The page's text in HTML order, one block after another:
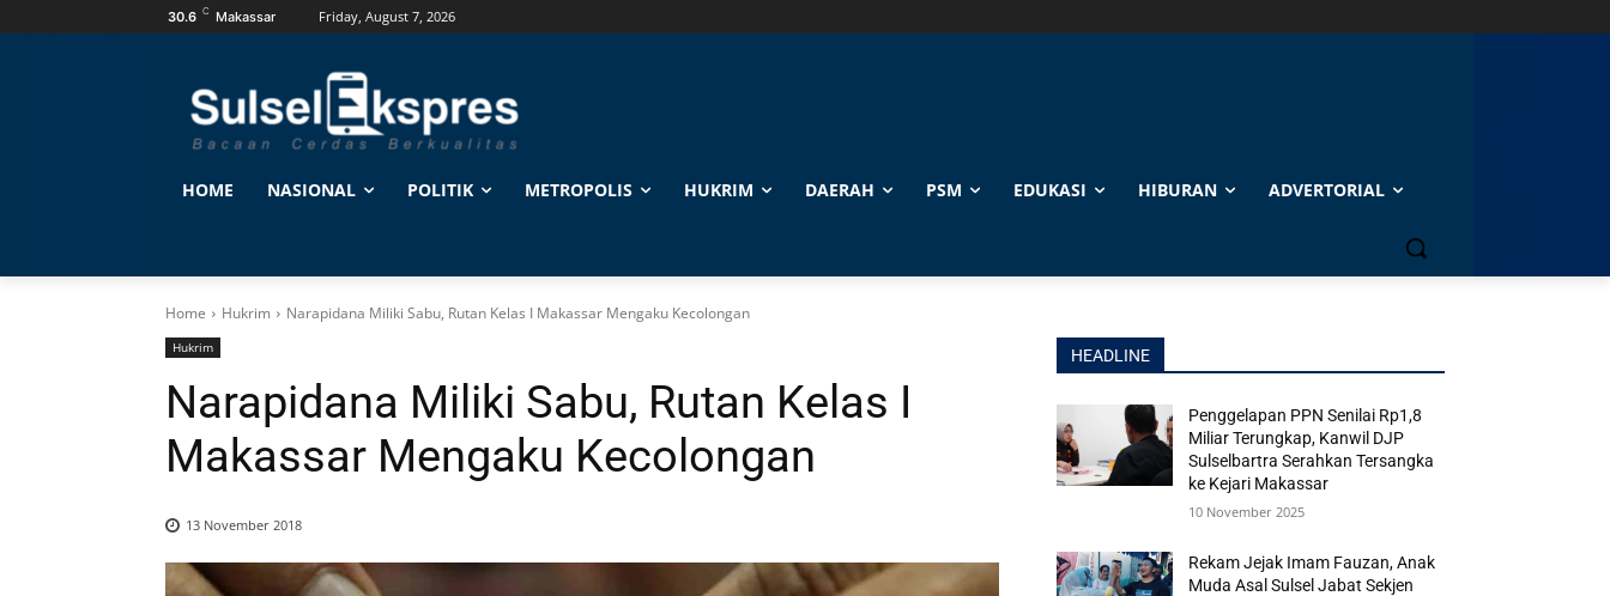
30.6 C Makassar Friday, August 7, 2026
HOME NASIONAL POLITIK METROPOLIS HUKRIM DAERAH PSM EDUKASI HIBURAN ADVERTORIAL
Home Hukrim Narapidana Miliki Sabu, Rutan Kelas I Makassar Mengaku Kecolongan
Hukrim
Narapidana Miliki Sabu, Rutan Kelas I
Makassar Mengaku Kecolongan
13 November 2018
HEADLINE
Penggelapan PPN Senilai Rp1,8
Miliar Terungkap, Kanwil DJP
Sulselbartra Serahkan Tersangka
ke Kejari Makassar
10 November 2025
Rekam Jejak Imam Fauzan, Anak
Muda Asal Sulsel Jabat Sekjen